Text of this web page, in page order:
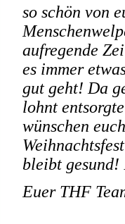
so schön von
aufregende
es immer
gut geht! Da
lohnt
wünschen
bleibt gesund!
Euer THF